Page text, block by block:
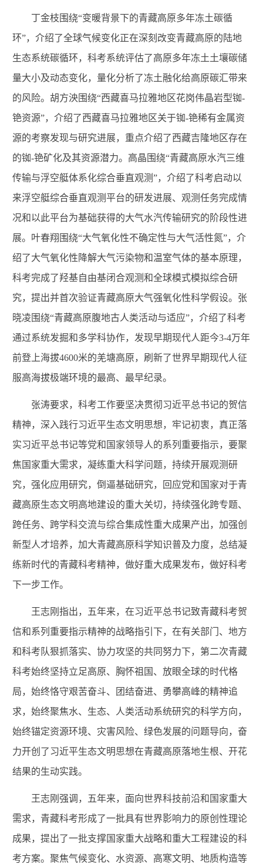
丁金枝围绕“变暖背景下的青藏高原多年冻土碳循
环”，介绍了全球气候变化正在深刻改变青藏高原的陆地
生态系统碳循环，科考系统评估了高原多年冻土土壤碳储
量大小及动态变化，量化分析了冻土融化给高原碳汇带来
的风险。胡方泱围绕“西藏喜马拉雅地区花岗伟晶岩型铷-
铯资源”，介绍了西藏喜马拉雅地区关于铷-铯稀有金属资
源的考察发现与研究进展，重点介绍了西藏吉隆地区存在
的铷-铯矿化及其资源潜力。高晶围绕“青藏高原水汽三维
传输与浮空艇体系化综合垂直观测”，介绍了科考启动以
来浮空艇综合垂直观测平台的研发进展、观测任务完成情
况和以此平台为基础获得的大气水汽传输研究的阶段性进
展。叶春翔围绕“大气氧化性不确定性与大气活性氮”，介
绍了大气氧化性降解大气污染物和温室气体的基本原理，
科考完成了羟基自由基闭合观测和全球模式模拟综合研
究，提出并首次验证青藏高原大气强氧化性科学假设。张
晓凌围绕“青藏高原腹地古人类活动与适应”，介绍了科考
通过系统发掘和多学科协作，发现早期现代人距今3-4万年
前登上海拔4600米的羌塘高原，刷新了世界早期现代人征
服高海拔极端环境的最高、最早纪录。
张涛要求，科考工作要坚决贯彻习近平总书记的贺信
精神，深入践行习近平生态文明思想，牢记初衷，真正落
实习近平总书记等党和国家领导人的系列重要指示，要聚
焦国家重大需求，凝练重大科学问题，持续开展观测研
究，强化应用研究，倒逼基础研究，回应党和国家对于青
藏高原生态文明高地建设的重大关切，持续强化跨专题、
跨任务、跨学科交流与综合集成性重大成果产出，加强创
新型人才培养，加大青藏高原科学知识普及力度，总结凝
练新时代的青藏科考精神，做好重大成果发布，做好科考
下一步工作。
王志刚指出，五年来，在习近平总书记致青藏科考贺
信和系列重要指示精神的战略指引下，在有关部门、地方
和科考队狠抓落实、协力攻坚的共同努力下，第二次青藏
科考始终坚持立足高原、胸怀祖国、放眼全球的时代格
局，始终恪守艰苦奋斗、团结奋进、勇攀高峰的精神追
求，始终聚焦水、生态、人类活动系统研究的科学方向，
始终锚定资源环境、灾害风险、绿色发展的问题导向，奋
力开创了习近平生态文明思想在青藏高原落地生根、开花
结果的生动实践。
王志刚强调，五年来，面向世界科技前沿和国家重大
需求，青藏科考形成了一批具有世界影响力的原创性理论
成果，提出了一批支撑国家重大战略和重大工程建设的科
考方案。聚焦气候变化、水资源、高寒文明、地质构造等